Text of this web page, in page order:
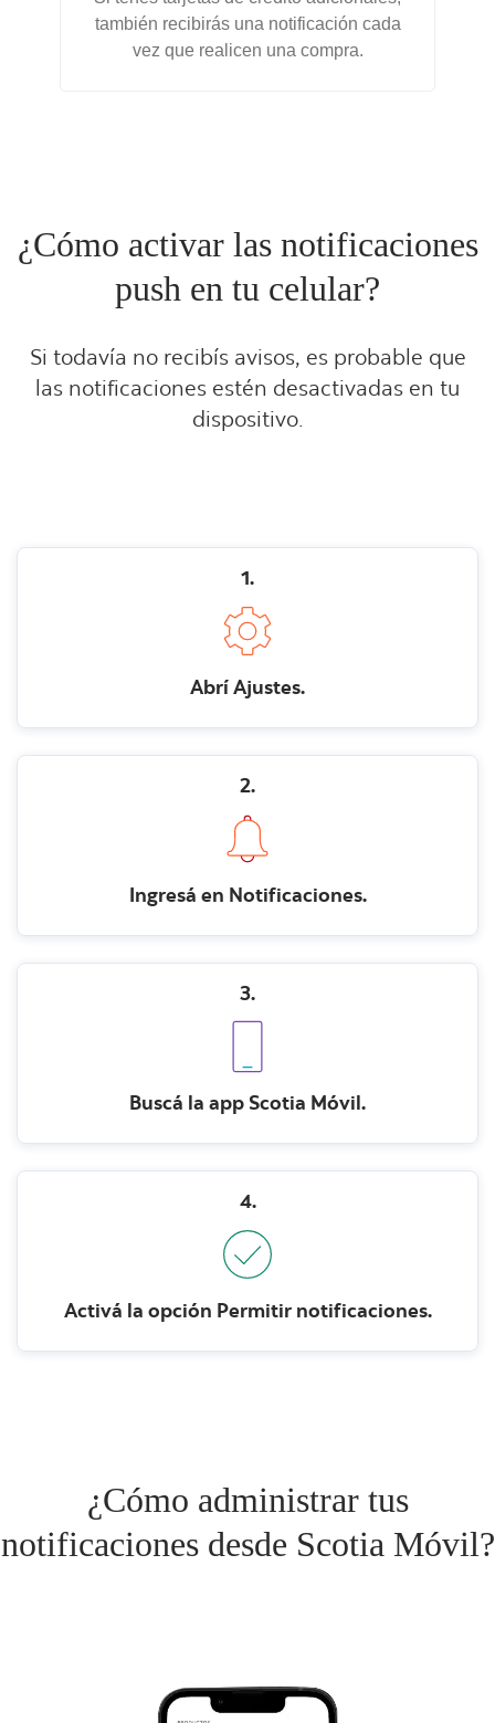
también recibirás una notificación cada
vez que realicen una compra.
¿Cómo activar las notificaciones
push en tu celular?
Si todavía no recibís avisos, es probable que
las notificaciones estén desactivadas en tu
dispositivo.
1.
Abrí Ajustes.
2.
Ingresá en Notificaciones.
3.
Buscá la app Scotia Móvil.
4.
Activá la opción Permitir notificaciones.
¿Cómo administrar tus
notificaciones desde Scotia Móvil?